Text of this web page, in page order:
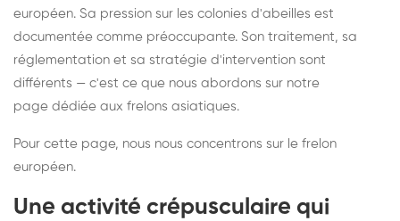
européen. Sa pression sur les colonies d'abeilles est
documentée comme préoccupante. Son traitement, sa
réglementation et sa stratégie d'intervention sont
différents — c'est ce que nous abordons sur notre
page dédiée aux frelons asiatiques.
Pour cette page, nous nous concentrons sur le frelon
européen.
Une activité crépusculaire qui